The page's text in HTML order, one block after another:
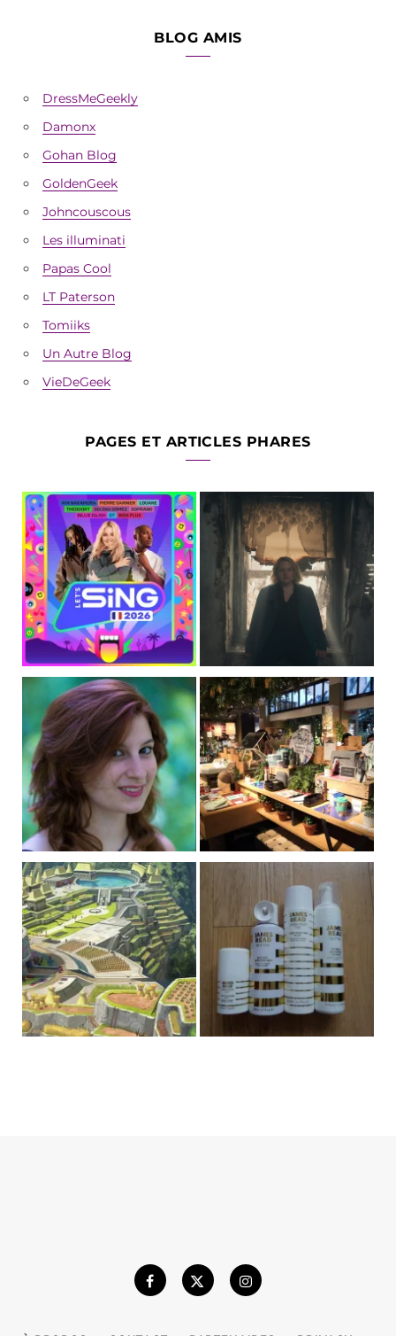
BLOG AMIS
DressMeGeekly
Damonx
Gohan Blog
GoldenGeek
Johncouscous
Les illuminati
Papas Cool
LT Paterson
Tomiiks
Un Autre Blog
VieDeGeek
PAGES ET ARTICLES PHARES